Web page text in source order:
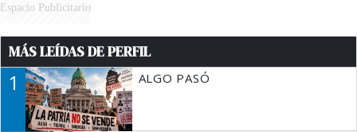
Espacio Publicitario
MÁS LEÍDAS DE PERFIL
1 ALGO PASÓ